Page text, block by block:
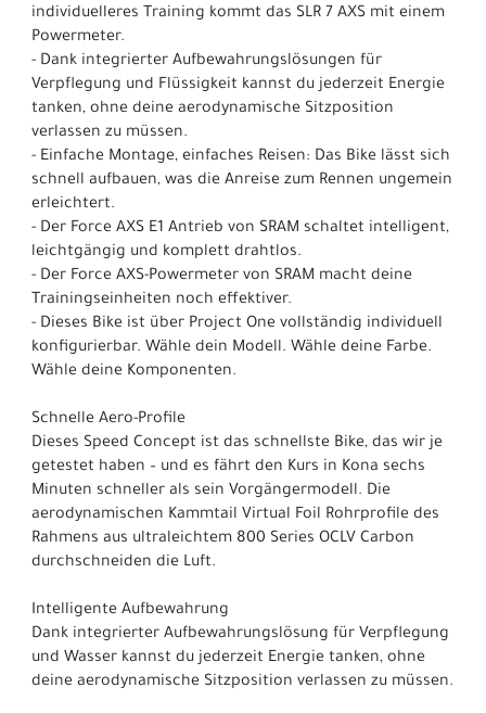
individuelleres Training kommt das SLR 7 AXS mit einem
Powermeter.
- Dank integrierter Aufbewahrungslösungen für
Verpflegung und Flüssigkeit kannst du jederzeit Energie
tanken, ohne deine aerodynamische Sitzposition
verlassen zu müssen.
- Einfache Montage, einfaches Reisen: Das Bike lässt sich
schnell aufbauen, was die Anreise zum Rennen ungemein
erleichtert.
- Der Force AXS E1 Antrieb von SRAM schaltet intelligent,
leichtgängig und komplett drahtlos.
- Der Force AXS-Powermeter von SRAM macht deine
Trainingseinheiten noch effektiver.
- Dieses Bike ist über Project One vollständig individuell
konfigurierbar. Wähle dein Modell. Wähle deine Farbe.
Wähle deine Komponenten.
Schnelle Aero-Profile
Dieses Speed Concept ist das schnellste Bike, das wir je
getestet haben – und es fährt den Kurs in Kona sechs
Minuten schneller als sein Vorgängermodell. Die
aerodynamischen Kammtail Virtual Foil Rohrprofile des
Rahmens aus ultraleichtem 800 Series OCLV Carbon
durchschneiden die Luft.
Intelligente Aufbewahrung
Dank integrierter Aufbewahrungslösung für Verpflegung
und Wasser kannst du jederzeit Energie tanken, ohne
deine aerodynamische Sitzposition verlassen zu müssen.